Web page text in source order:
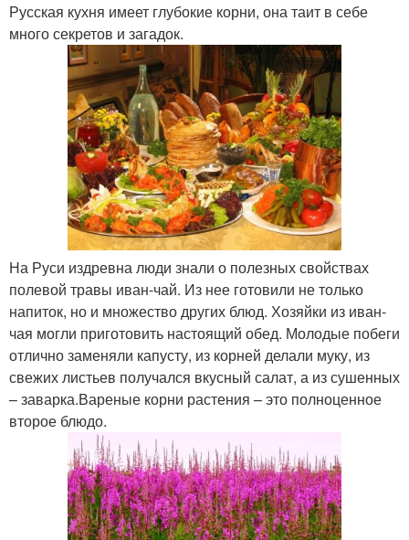
Русская кухня имеет глубокие корни, она таит в себе
много секретов и загадок.
На Руси издревна люди знали о полезных свойствах
полевой травы иван-чай. Из нее готовили не только
напиток, но и множество других блюд. Хозяйки из иван-
чая могли приготовить настоящий обед. Молодые побеги
отлично заменяли капусту, из корней делали муку, из
свежих листьев получался вкусный салат, а из сушенных
– заварка.Вареные корни растения – это полноценное
второе блюдо.